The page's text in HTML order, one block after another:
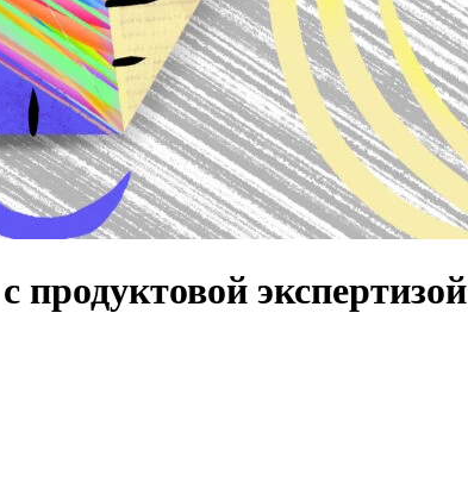
экспертизой